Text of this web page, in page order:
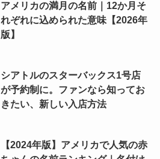
アメリカの満月の名前｜12か月そ
れぞれに込められた意味【2026年
版】
シアトルのスターバックス1号店
が予約制に。ファンなら知ってお
きたい、新しい入店方法
【2024年版】アメリカで人気の赤